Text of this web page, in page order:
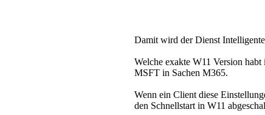
Damit wird der Dienst
Welche exakte W11 Version
MSFT in Sachen M365.
Wenn ein Client diese
den Schnellstart in W11